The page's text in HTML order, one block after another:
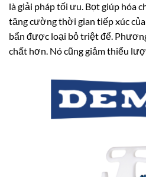
là giải pháp tối ưu. Bọt giúp hóa
tăng cường thời gian tiếp xúc
bẩn được loại bỏ triệt để.
chất hơn. Nó cũng giảm thiểu